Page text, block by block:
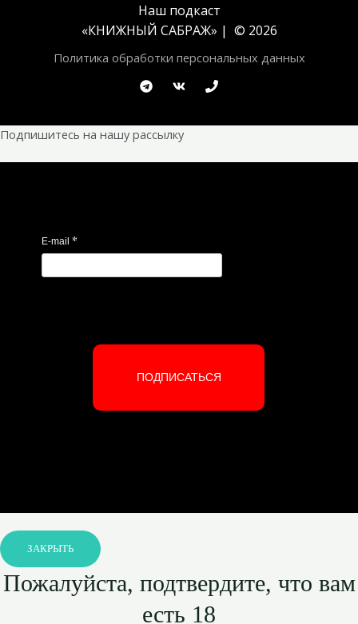
Наш подкаст
«КНИЖНЫЙ САБРАЖ» | © 2026
Политика обработки персональных данных
Подпишитесь на нашу рассылку
E-mail *
ПОДПИСАТЬСЯ
ЗАКРЫТЬ
Пожалуйста, подтвердите, что вам
есть 18